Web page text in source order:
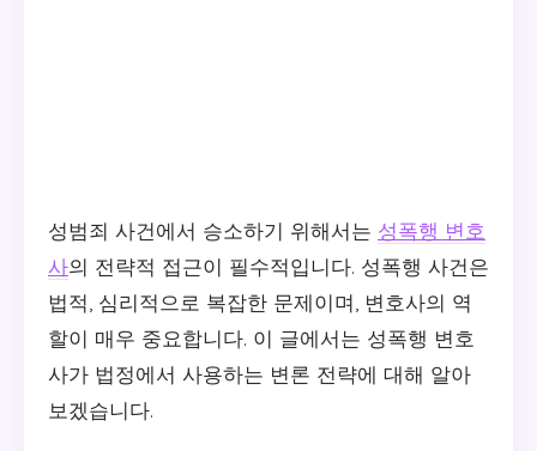
성범죄 사건에서 승소하기 위해서는 성폭행 변호
사의 전략적 접근이 필수적입니다. 성폭행 사건은
법적, 심리적으로 복잡한 문제이며, 변호사의 역
할이 매우 중요합니다. 이 글에서는 성폭행 변호
사가 법정에서 사용하는 변론 전략에 대해 알아
보겠습니다.